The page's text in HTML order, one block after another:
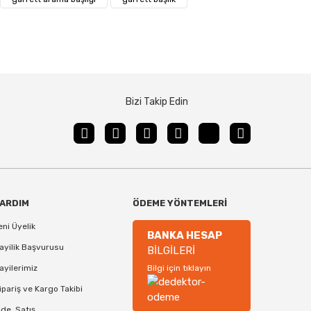
DD AT Dedektör Başlığı (12,5x20cm)
Bizi Takip Edin
Üyelik
Başvurusu
ve Kargo Takibi
ÖDEME YÖNTEMLERİ
BANKA HESAP
BİLGİLERİ
Bilgi için tıklayın